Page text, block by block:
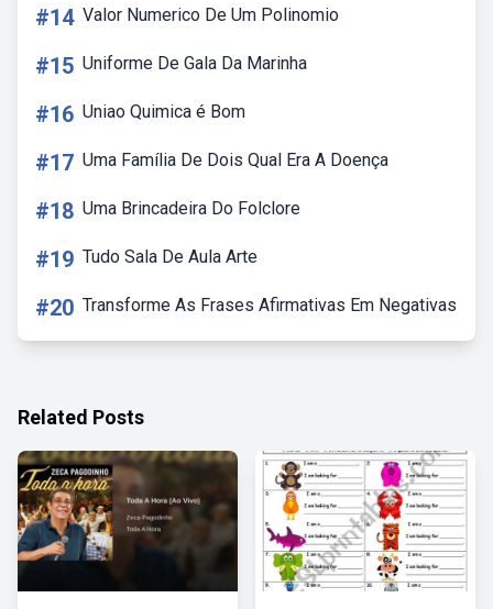
#14 Valor Numerico De Um Polinomio
#15 Uniforme De Gala Da Marinha
#16 Uniao Quimica é Bom
#17 Uma Família De Dois Qual Era A Doença
#18 Uma Brincadeira Do Folclore
#19 Tudo Sala De Aula Arte
#20 Transforme As Frases Afirmativas Em Negativas
Related Posts